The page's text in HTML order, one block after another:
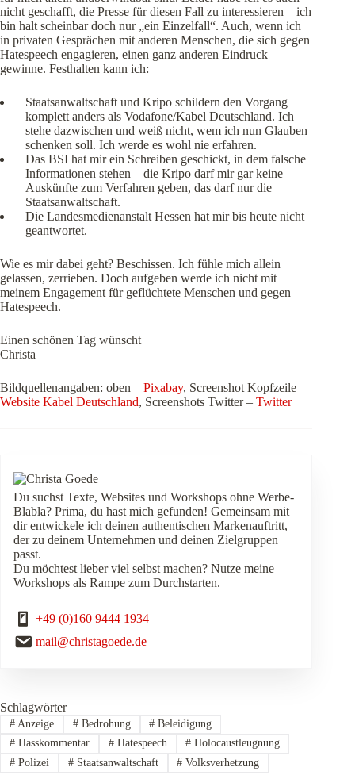
nicht geschafft, die Presse für diesen Fall zu interessieren – ich
bin halt scheinbar doch nur „ein Einzelfall“. Auch, wenn ich
in privaten Gesprächen mit anderen Menschen, die sich gegen
Hatespeech engagieren, einen ganz anderen Eindruck
gewinne. Festhalten kann ich:
Staatsanwaltschaft und Kripo schildern den Vorgang
komplett anders als Vodafone/Kabel Deutschland. Ich
stehe dazwischen und weiß nicht, wem ich nun Glauben
schenken soll. Ich werde es wohl nie erfahren.
Das BSI hat mir ein Schreiben geschickt, in dem falsche
Informationen stehen – die Kripo darf mir gar keine
Auskünfte zum Verfahren geben, das darf nur die
Staatsanwaltschaft.
Die Landesmedienanstalt Hessen hat mir bis heute nicht
geantwortet.
Wie es mir dabei geht? Beschissen. Ich fühle mich allein
gelassen, zerrieben. Doch aufgeben werde ich nicht mit
meinem Engagement für geflüchtete Menschen und gegen
Hatespeech.
Einen schönen Tag wünscht
Christa
Bildquellenangaben: oben – Pixabay, Screenshot Kopfzeile –
Website Kabel Deutschland, Screenshots Twitter – Twitter
Du suchst Texte, Websites und Workshops ohne Werbe-
Blabla? Prima, du hast mich gefunden! Gemeinsam mit
dir entwickele ich deinen authentischen Markenauftritt,
der zu deinem Unternehmen und deinen Zielgruppen
passt.
Du möchtest lieber viel selbst machen? Nutze meine
Workshops als Rampe zum Durchstarten.
+49 (0)160 9444 1934
mail@christagoede.de
Schlagwörter
#Anzeige #Bedrohung # Beleidigung
#Hasskommentar #Hatespeech # Holocaustleugnung
#Polizei #Staatsanwaltschaft # Volksverhetzung